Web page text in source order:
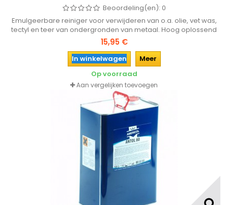
Beoordeling(en): 0
Emulgeerbare reiniger voor verwijderen van o.a. olie, vet was,
tectyl en teer van ondergronden van metaal. Hoog oplossend
vermogen en laat geen residu achter.
15,95 €
In winkelwagen
Meer
Op voorraad
Aan vergelijken toevoegen